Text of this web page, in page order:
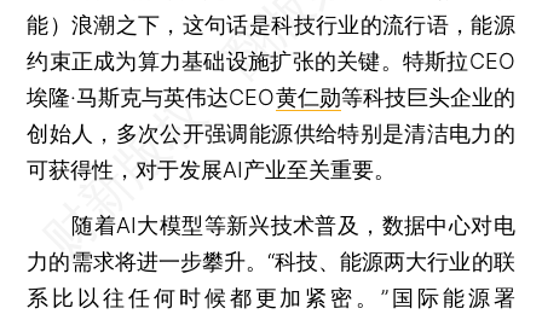
能）浪潮之下，这句话是科技行业的流行语，能源
约束正成为算力基础设施扩张的关键。特斯拉CEO
埃隆·马斯克与英伟达CEO黄仁勋等科技巨头企业的
创始人，多次公开强调能源供给特别是清洁电力的
可获得性，对于发展AI产业至关重要。
随着AI大模型等新兴技术普及，数据中心对电
力的需求将进一步攀升。“科技、能源两大行业的联
系比以往任何时候都更加紧密。”国际能源署